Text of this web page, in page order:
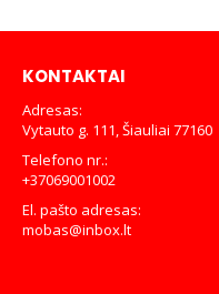
KONTAKTAI
Adresas:
Vytauto g. 111, Šiauliai 77160
Telefono nr.:
+37069001002
El. pašto adresas:
mobas@inbox.lt